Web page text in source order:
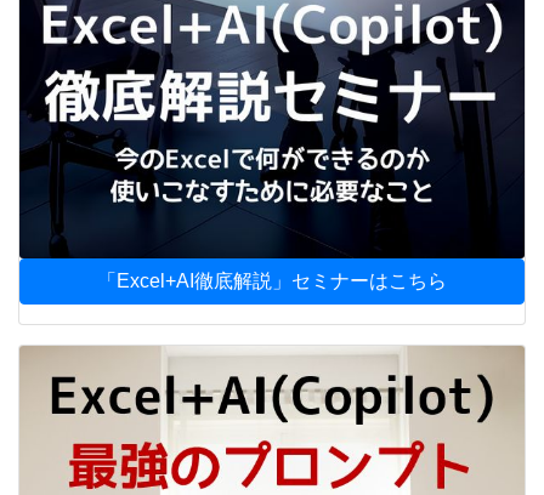
「Excel+AI徹底解説」セミナーはこちら